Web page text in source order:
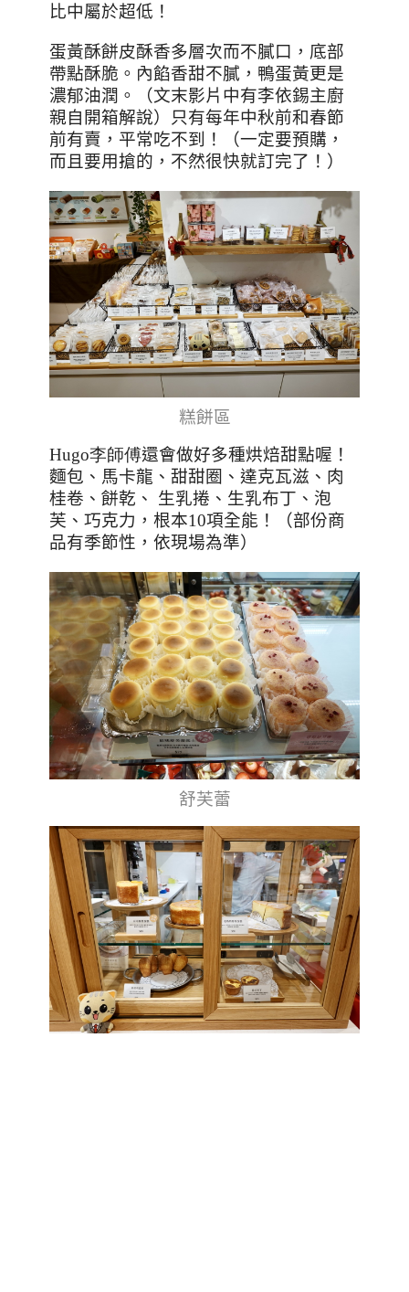
比中屬於超低！
蛋黃酥餅皮酥香多層次而不膩口，底部
帶點酥脆。內餡香甜不膩，鴨蛋黃更是
濃郁油潤。（文末影片中有李依錫主廚
親自開箱解說）只有每年中秋前和春節
前有賣，平常吃不到！（一定要預購，
而且要用搶的，不然很快就訂完了！）
糕餅區
Hugo李師傅還會做好多種烘焙甜點喔！
麵包、馬卡龍、甜甜圈、達克瓦滋、肉
桂卷、餅乾、 生乳捲、生乳布丁、泡
芙、巧克力，根本10項全能！（部份商
品有季節性，依現場為準）
舒芙蕾